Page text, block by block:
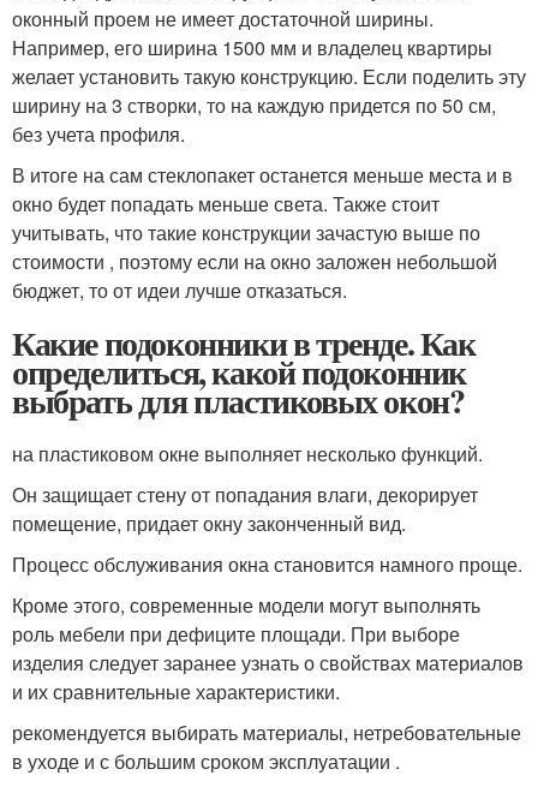
оконный проем не имеет достаточной ширины.
Например, его ширина 1500 мм и владелец квартиры
желает установить такую конструкцию. Если поделить эту
ширину на 3 створки, то на каждую придется по 50 см,
без учета профиля.
В итоге на сам стеклопакет останется меньше места и в
окно будет попадать меньше света. Также стоит
учитывать, что такие конструкции зачастую выше по
стоимости , поэтому если на окно заложен небольшой
бюджет, то от идеи лучше отказаться.
Какие подоконники в тренде. Как
определиться, какой подоконник
выбрать для пластиковых окон?
на пластиковом окне выполняет несколько функций.
Он защищает стену от попадания влаги, декорирует
помещение, придает окну законченный вид.
Процесс обслуживания окна становится намного проще.
Кроме этого, современные модели могут выполнять
роль мебели при дефиците площади. При выборе
изделия следует заранее узнать о свойствах материалов
и их сравнительные характеристики.
рекомендуется выбирать материалы, нетребовательные
в уходе и с большим сроком эксплуатации .